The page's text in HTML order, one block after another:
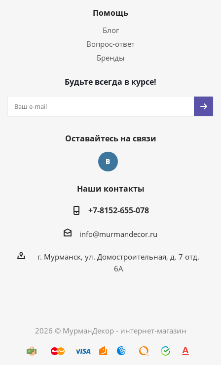
Помощь
Блог
Вопрос-ответ
Бренды
Будьте всегда в курсе!
Оставайтесь на связи
Наши контакты
+7-8152-655-078
info@murmandecor.ru
г. Мурманск, ул. Домостроительная, д. 7 отд.
6А
2026 © МурманДекор - интернет-магазин